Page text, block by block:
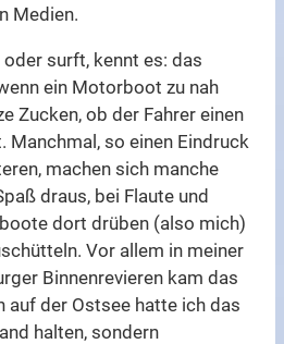
Medien.
surft, kennt es: das
ein Motorboot zu nah
Zucken, ob der Fahrer einen
Manchmal, so einen Eindruck
machen sich manche
draus, bei Flaute und
dort drüben (also mich)
Vor allem in meiner
Binnenrevieren kam das
auf der Ostsee hatte ich das
halten, sondern